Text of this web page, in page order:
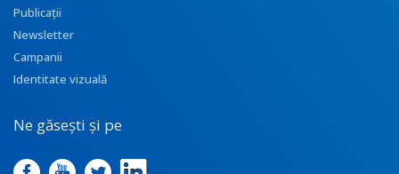
Publicații
Newsletter
Campanii
Identitate vizuală
Ne găsești și pe